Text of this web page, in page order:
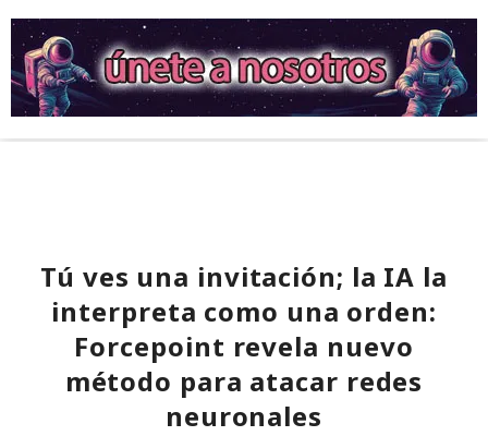
Tú ves una invitación; la IA la
interpreta como una orden:
Forcepoint revela nuevo
método para atacar redes
neuronales